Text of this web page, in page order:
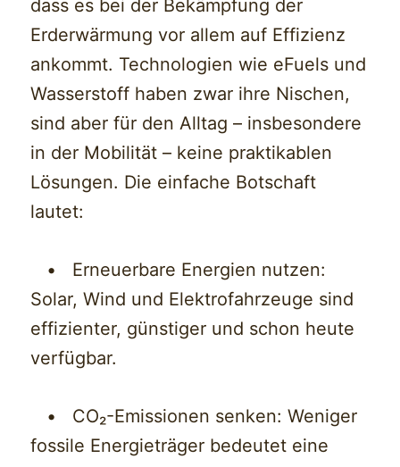
dass es bei der Bekämpfung der
Erderwärmung vor allem auf Effizienz
ankommt. Technologien wie eFuels und
Wasserstoff haben zwar ihre Nischen,
sind aber für den Alltag – insbesondere
in der Mobilität – keine praktikablen
Lösungen. Die einfache Botschaft
lautet:
• Erneuerbare Energien nutzen:
Solar, Wind und Elektrofahrzeuge sind
effizienter, günstiger und schon heute
verfügbar.
• CO₂-Emissionen senken: Weniger
fossile Energieträger bedeutet eine